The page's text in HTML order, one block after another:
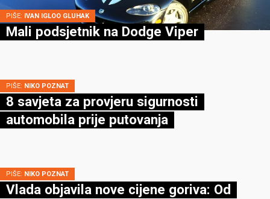
PIŠE: IVAN IGLOO GLUHAK
Mali podsjetnik na Dodge Viper
PIŠE: NIKO POZNAT
8 savjeta za provjeru sigurnosti
automobila prije putovanja
PIŠE: NIKO POZNAT
Vlada objavila nove cijene goriva: Od